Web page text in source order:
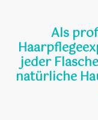
Als
jeder
natürliche